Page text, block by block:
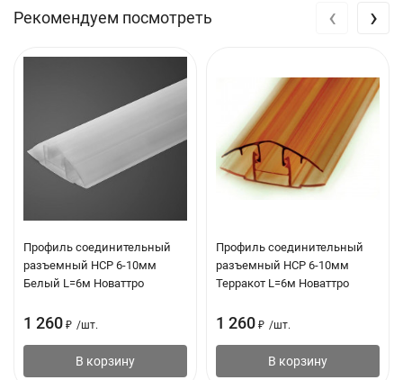
Рекомендуем посмотреть
Профиль соединительный
разъемный НCР 6-10мм
Белый L=6м Новаттро
1 260 ₽ /шт.
В корзину
Профиль соединительный
разъемный НCР 6-10мм
Терракот L=6м Новаттро
1 260 ₽ /шт.
В корзину
‹ ›